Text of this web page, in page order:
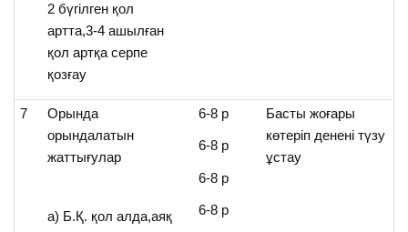
2 бүгілген қол
артта,3-4 ашылған
қол артқа серпе
қозғау
7
Орында
орындалатын
жаттығулар
а) Б.Қ. қол алда,аяқ
6-8 р
6-8 р
6-8 р
6-8 р
Басты жоғары
көтеріп денені түзу
ұстау